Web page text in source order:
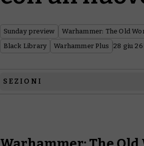
Sunday preview Warhammer: The Old
Black Library
Warhammer Plus 28 giu 26
SEZIONI